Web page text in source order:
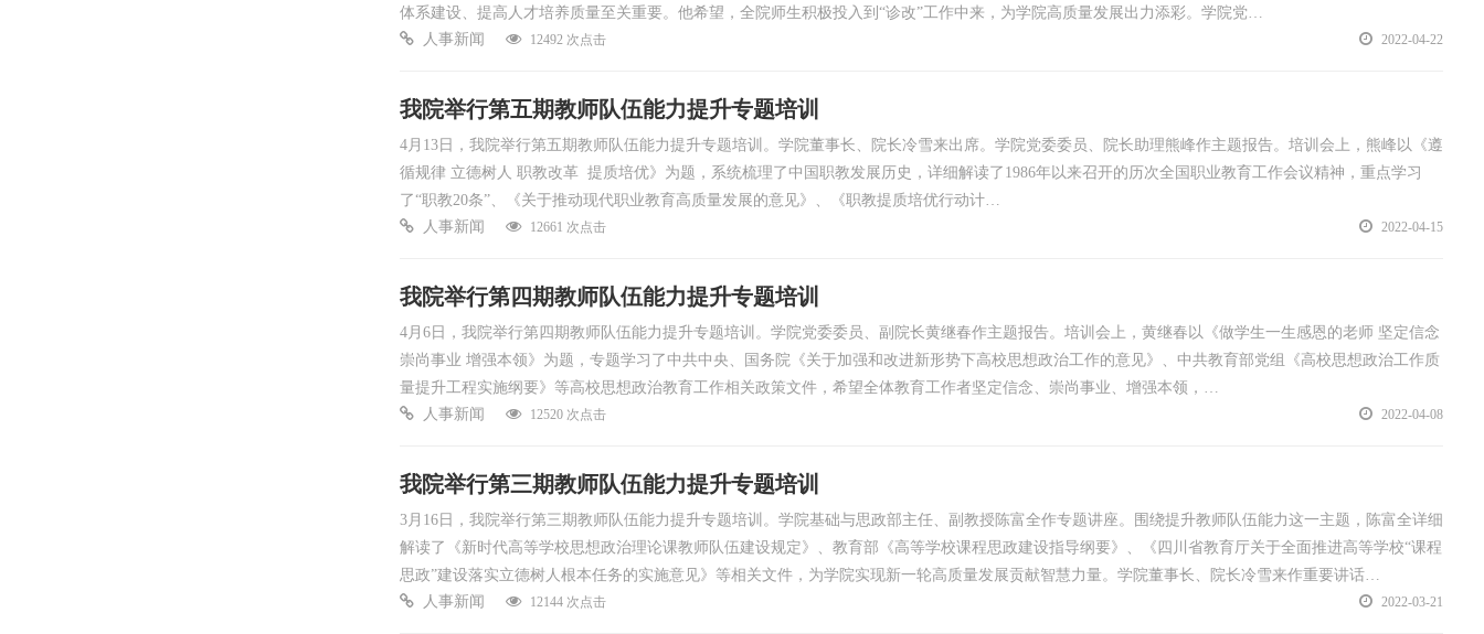
体系建设、提高人才培养质量至关重要。他希望，全院师生积极投入到“诊改”工作中来，为学院高质量发展出力添彩。学院党…
人事新闻
12492 次点击 2022-04-22
我院举行第五期教师队伍能力提升专题培训
4月13日，我院举行第五期教师队伍能力提升专题培训。学院董事长、院长冷雪来出席。学院党委委员、院长助理熊峰作主题报告。培训会上，熊峰以《遵
循规律 立德树人 职教改革 提质培优》为题，系统梳理了中国职教发展历史，详细解读了1986年以来召开的历次全国职业教育工作会议精神，重点学习
了“职教20条”、《关于推动现代职业教育高质量发展的意见》、《职教提质培优行动计…
人事新闻
12661 次点击 2022-04-15
我院举行第四期教师队伍能力提升专题培训
4月6日，我院举行第四期教师队伍能力提升专题培训。学院党委委员、副院长黄继春作主题报告。培训会上，黄继春以《做学生一生感恩的老师 坚定信念
崇尚事业 增强本领》为题，专题学习了中共中央、国务院《关于加强和改进新形势下高校思想政治工作的意见》、中共教育部党组《高校思想政治工作质
量提升工程实施纲要》等高校思想政治教育工作相关政策文件，希望全体教育工作者坚定信念、崇尚事业、增强本领，…
人事新闻
12520 次点击 2022-04-08
我院举行第三期教师队伍能力提升专题培训
3月16日，我院举行第三期教师队伍能力提升专题培训。学院基础与思政部主任、副教授陈富全作专题讲座。围绕提升教师队伍能力这一主题，陈富全详细
解读了《新时代高等学校思想政治理论课教师队伍建设规定》、教育部《高等学校课程思政建设指导纲要》、《四川省教育厅关于全面推进高等学校“课程
思政”建设落实立德树人根本任务的实施意见》等相关文件，为学院实现新一轮高质量发展贡献智慧力量。学院董事长、院长冷雪来作重要讲话…
人事新闻
12144 次点击 2022-03-21